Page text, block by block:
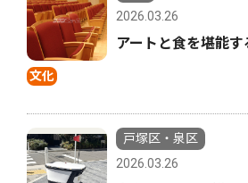
文化
2026.03.26
アートと食を堪能
戸塚区・泉区
2026.03.26